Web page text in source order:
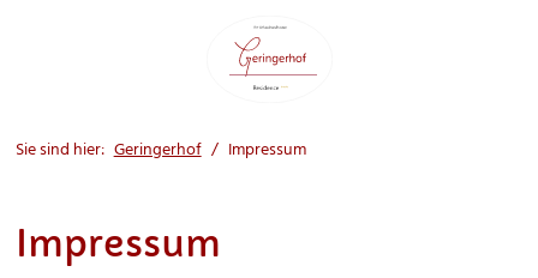
Sie sind hier: Geringerhof Impressum
Impressum